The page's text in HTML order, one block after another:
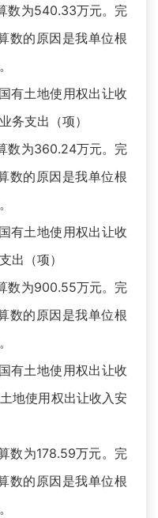
为540.33万元。完
数的原因是我单位根
土地使用权出让收
务支出（项）
为360.24万元。完
数的原因是我单位根
土地使用权出让收
出（项）
为900.55万元。完
数的原因是我单位根
土地使用权出让收
地使用权出让收入安
为178.59万元。完
数的原因是我单位根